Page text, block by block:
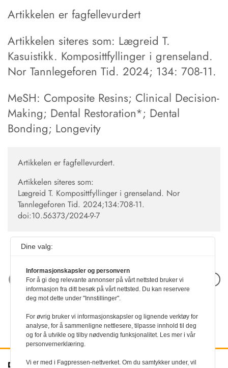
Artikkelen er fagfellevurdert
Artikkelen siteres som: Lægreid T.
Kasuistikk. Komposittfyllinger i grenseland.
Nor Tannlegeforen Tid. 2024; 134: 708-11.
MeSH: Composite Resins; Clinical Decision-
Making; Dental Restoration*; Dental
Bonding; Longevity
Artikkelen er fagfellevurdert.
Artikkelen siteres som:
Lægreid T. Komposittfyllinger i grenseland. Nor
Tannlegeforen Tid. 2024;134:708-11.
doi:10.56373/2024-9-7
Neste artikkel
Den norske Kontakt oss
Dine valg:
Informasjonskapsler og personvern
For å gi deg relevante annonser på vårt nettsted bruker vi
informasjon fra ditt besøk på vårt nettsted. Du kan reservere
deg mot dette under "Innstillinger".
For øvrig bruker vi informasjonskapsler og lignende verktøy for
analyse, for å sammenligne nettlesere, tilpasse innhold til deg
og for å utvikle og tilby nødvendig funksjonalitet. Les mer i vår
personvernerklæring.
Vi er med i Fagpressen-nettverket. Om du samtykker under, vil